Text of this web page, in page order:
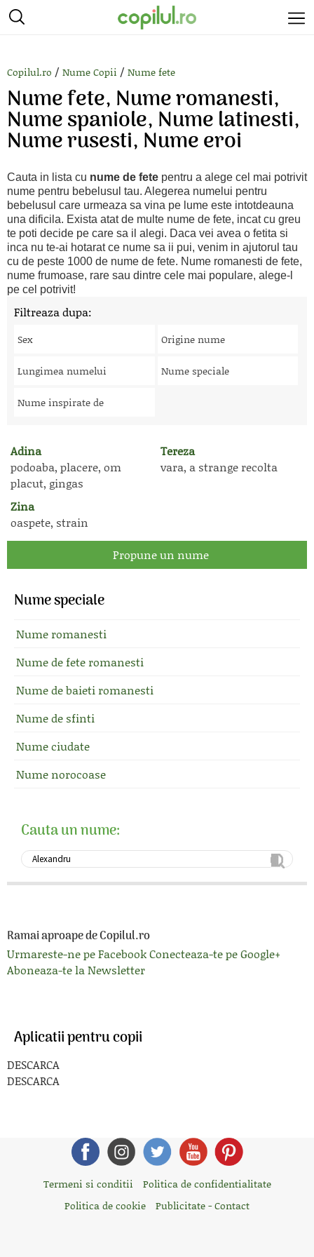
Copilul.ro / Nume Copii / Nume fete
Nume fete, Nume romanesti,
Nume spaniole, Nume latinesti,
Nume rusesti, Nume eroi
Cauta in lista cu nume de fete pentru a alege cel mai potrivit
nume pentru bebelusul tau. Alegerea numelui pentru
bebelusul care urmeaza sa vina pe lume este intotdeauna
una dificila. Exista atat de multe nume de fete, incat cu greu
te poti decide pe care sa il alegi. Daca vei avea o fetita si
inca nu te-ai hotarat ce nume sa ii pui, venim in ajutorul tau
cu de peste 1000 de nume de fete. Nume romanesti de fete,
nume frumoase, rare sau dintre cele mai populare, alege-l
pe cel potrivit!
Filtreaza dupa:
Sex Origine nume
Lungimea numelui Nume speciale
Nume inspirate de
Adina
podoaba, placere, om
placut, gingas
Tereza
vara, a strange recolta
Zina
oaspete, strain
Propune un nume
Nume speciale
Nume romanesti
Nume de fete romanesti
Nume de baieti romanesti
Nume de sfinti
Nume ciudate
Nume norocoase
Cauta un nume:
Ramai aproape de Copilul.ro
Urmareste-ne pe FacebookConecteaza-te pe Google+
Aboneaza-te la Newsletter
Aplicatii pentru copii
DESCARCA
DESCARCA
Termeni si conditii
Politica de confidentialitate
Politica de cookie
Publicitate - Contact